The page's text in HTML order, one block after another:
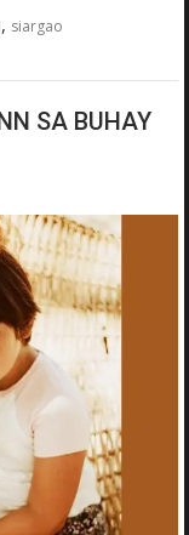
, siargao
SA BUHAY